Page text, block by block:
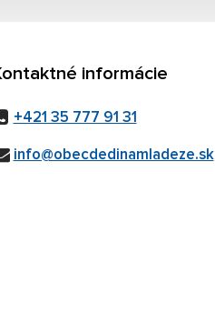
informácie
+421 35 777 91 31
info@obecdedinamladeze.sk